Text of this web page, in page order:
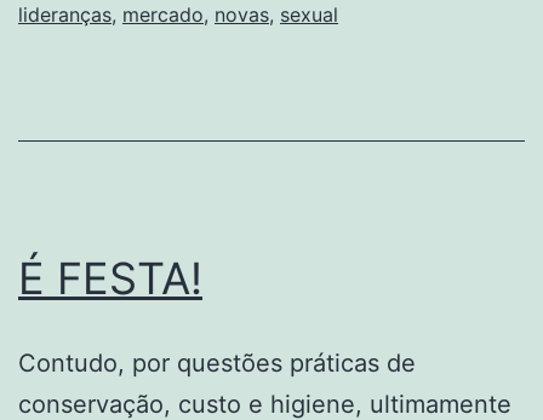
gerações
lideranças, mercado, novas, sexual
É FESTA!
Contudo, por questões práticas de
conservação, custo e higiene, ultimamente